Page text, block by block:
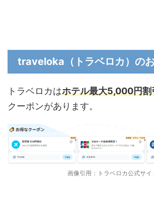
traveloka（トラベロカ）の
トラベロカはホテル最大5,000円割
クーポンがあります。
画像引用：トラベロカ公式サイ